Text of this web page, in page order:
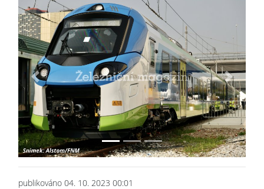
Previous Next
publikováno 04. 10. 2023 00:01